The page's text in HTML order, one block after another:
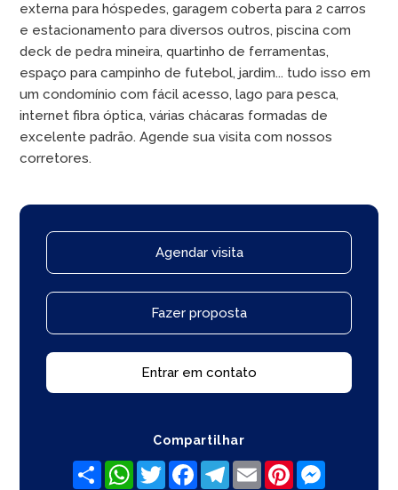
externa para hóspedes, garagem coberta para 2 carros
e estacionamento para diversos outros, piscina com
deck de pedra mineira, quartinho de ferramentas,
espaço para campinho de futebol, jardim... tudo isso em
um condomínio com fácil acesso, lago para pesca,
internet fibra óptica, várias chácaras formadas de
excelente padrão. Agende sua visita com nossos
corretores.
Agendar visita
Fazer proposta
Entrar em contato
Compartilhar
Share WhatsApp
TwitterFacebookTelegram
Email Pinterest